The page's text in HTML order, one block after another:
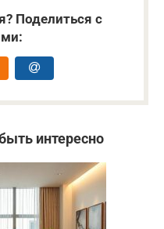
Поделиться с
интересно